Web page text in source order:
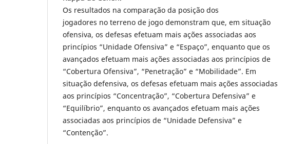
Os resultados na comparação da posição dos
jogadores no terreno de jogo demonstram que, em situação
ofensiva, os defesas efetuam mais ações associadas aos
princípios “Unidade Ofensiva” e “Espaço”, enquanto que os
avançados efetuam mais ações associadas aos princípios de
“Cobertura Ofensiva”, “Penetração” e “Mobilidade”. Em
situação defensiva, os defesas efetuam mais ações associadas
aos princípios “Concentração”, “Cobertura Defensiva” e
“Equilíbrio”, enquanto os avançados efetuam mais ações
associadas aos princípios de “Unidade Defensiva” e
“Contenção”.